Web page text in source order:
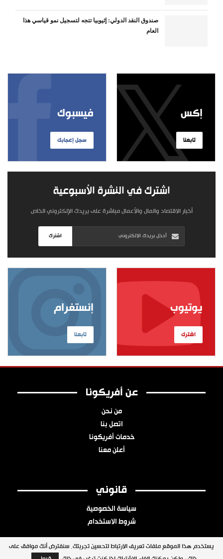
صندوق النقد الدولي: إثيوبيا تتجه لتسجيل نمو قياسي هذا
العام
فيسبوك
سجل إعجابك
إكس
تابعنا
اشترك في النشرة الأسبوعية
أخبار الاقتصاد والمال والأعمال مباشرة على بريدك الإلكتروني الخاص
اشترك
إنستغرام
تابعنا
يوتيوب
اشترك
عن أفريكونا
من نحن
اتصل بنا
خدمات أفريكونا
أعلن معنا
قانوني
سياسة الخصوصية
شروط الاستخدام
يستخدم هذا الموقع ملفات تعريف الارتباط لتحسين تجربتك. سنفترض أنك موافق على